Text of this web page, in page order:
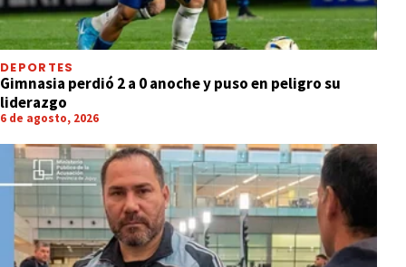
DEPORTES
Gimnasia perdió 2 a 0 anoche y puso en peligro su
liderazgo
6 de agosto, 2026